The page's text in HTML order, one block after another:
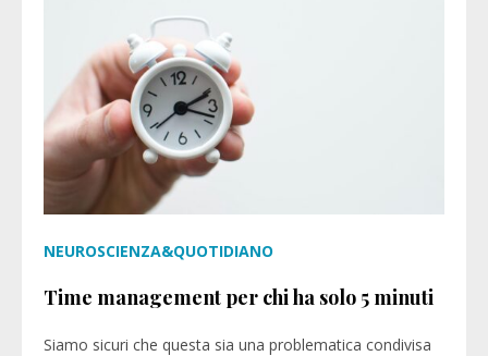
NEUROSCIENZA&QUOTIDIANO
Time management per chi ha solo 5 minuti
Siamo sicuri che questa sia una problematica condivisa